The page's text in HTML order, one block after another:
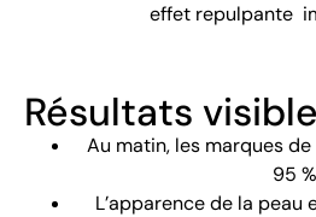
effet repulpante
Résultats
Au matin, les marques
95 %
L’apparence de la peau